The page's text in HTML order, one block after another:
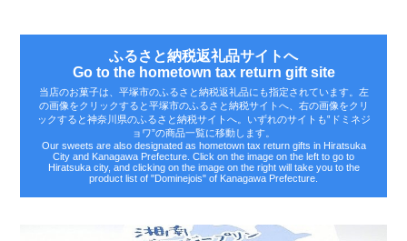
ふるさと納税返礼品サイトへ
Go to the hometown tax return gift site
当店のお菓子は、平塚市のふるさと納税返礼品にも指定されています。左
の画像をクリックすると平塚市のふるさと納税サイトへ、右の画像をクリ
ックすると神奈川県のふるさと納税サイトへ。いずれのサイトも‟ドミネジ
ョワ”の商品一覧に移動します。
Our sweets are also designated as hometown tax return gifts in Hiratsuka
City and Kanagawa Prefecture. Click on the image on the left to go to
Hiratsuka city, and clicking on the image on the right will take you to the
product list of "Dominejois" of Kanagawa Prefecture.